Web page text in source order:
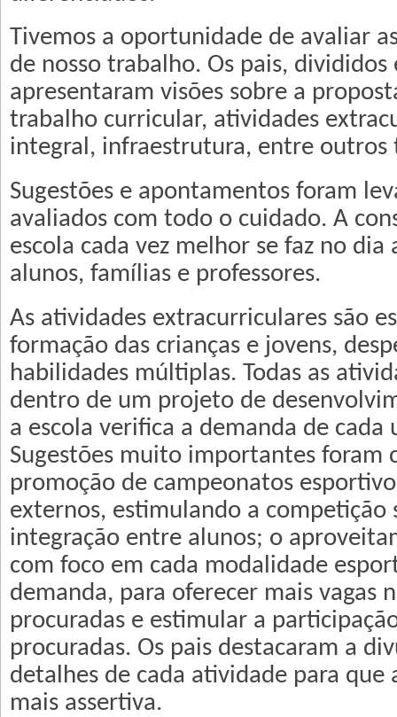
Tivemos a oportunidade de avaliar
de nosso trabalho. Os pais, divididos
apresentaram visões sobre a
trabalho curricular, atividades
integral, infraestrutura, entre outros
Sugestões e apontamentos foram
avaliados com todo o cuidado. A
escola cada vez melhor se faz no dia
alunos, famílias e professores.
As atividades extracurriculares são
formação das crianças e jovens,
habilidades múltiplas. Todas as
dentro de um projeto de
a escola verifica a demanda de cada
Sugestões muito importantes foram
promoção de campeonatos
externos, estimulando a competição
integração entre alunos; o
com foco em cada modalidade
demanda, para oferecer mais vagas
procuradas e estimular a
procuradas. Os pais destacaram a
detalhes de cada atividade para que
mais assertiva.